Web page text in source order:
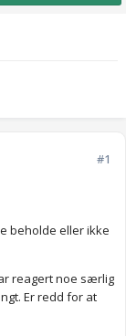
#1
beholde eller ikke
reagert noe særlig
Er redd for at